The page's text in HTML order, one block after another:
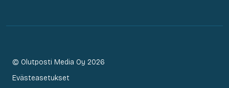
© Olutposti Media Oy 2026
Evästeasetukset